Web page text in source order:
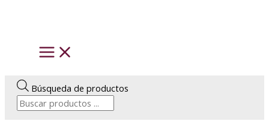
Búsqueda de productos